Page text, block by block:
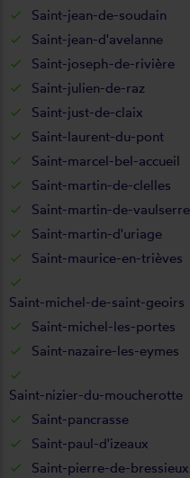
Saint-jean-de-soudain
Saint-jean-d'avelanne
Saint-joseph-de-rivière
Saint-julien-de-raz
Saint-just-de-claix
Saint-laurent-du-pont
Saint-marcel-bel-accueil
Saint-martin-de-clelles
Saint-martin-de-vaulserre
Saint-martin-d'uriage
Saint-maurice-en-trièves
Saint-michel-de-saint-geoirs
Saint-michel-les-portes
Saint-nazaire-les-eymes
Saint-nizier-du-moucherotte
Saint-pancrasse
Saint-paul-d'izeaux
Saint-pierre-de-bressieux